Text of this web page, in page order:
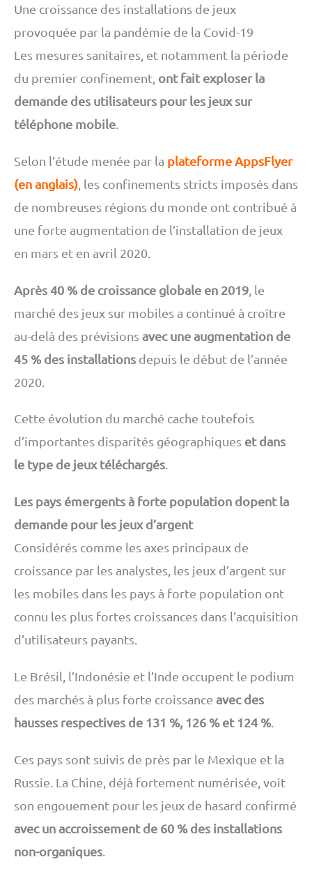
Une croissance des installations de jeux
provoquée par la pandémie de la Covid-19
Les mesures sanitaires, et notamment la période
du premier confinement, ont fait exploser la
demande des utilisateurs pour les jeux sur
téléphone mobile
Selon l’étude menée par la plateforme AppsFlyer
(en anglais) , les confinements stricts imposés dans
de nombreuses régions du monde ont contribué à
une forte augmentation de l’installation de jeux
en mars et en avril 2020.
Après 40 % de croissance globale en 2019 , le
marché des jeux sur mobiles a continué à croître
au-delà des prévisionsavec une augmentation de
45 % des installations depuis le début de l’année
2020.
Cette évolution du marché cache toutefois
d’importantes disparités géographiques et dans
le type de jeux téléchargés.
Les pays émergents à forte population dopent la
demande pour les jeux d’argent
Considérés comme les axes principaux de
croissance par les analystes, les jeux d’argent sur
les mobiles dans les pays à forte population ont
connu les plus fortes croissances dans l’acquisition
d’utilisateurs payants.
Le Brésil, l’Indonésie et l’Inde occupent le podium
des marchés à plus forte croissance avec des
hausses respectives de 131 %, 126 % et 124 %.
Ces pays sont suivis de près par le Mexique et la
Russie. La Chine, déjà fortement numérisée, voit
son engouement pour les jeux de hasard confirmé
avec un accroissement de 60 % des installations
non-organiques